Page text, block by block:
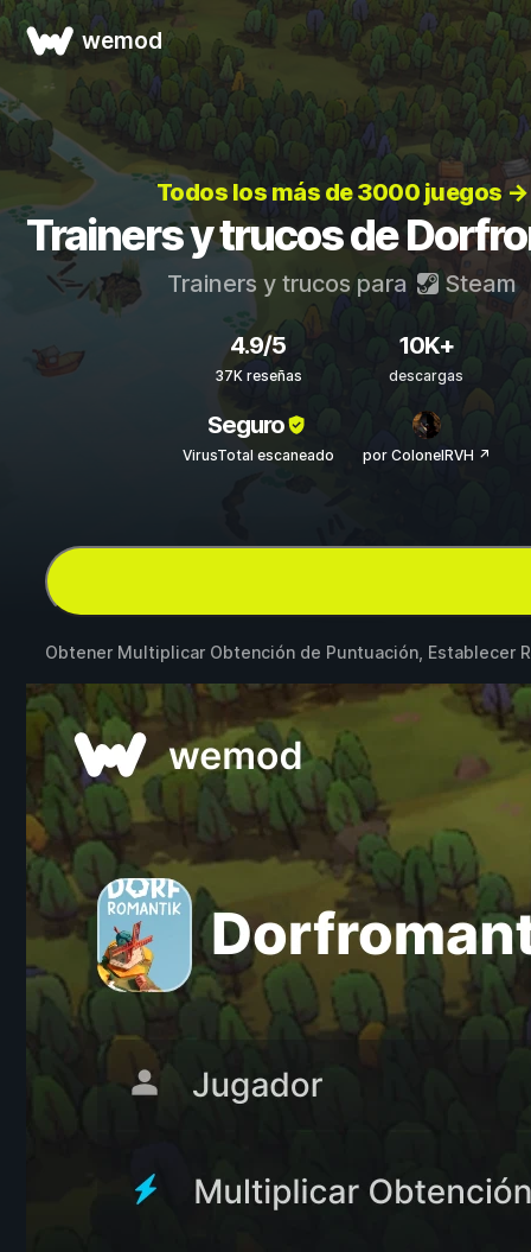
wemod
Todos los más de 3000 juegos →
Trainers y trucos de
Trainers y trucos para Steam
4.9/5
37K reseñas
10K+
descargas
Seguro
VirusTotal escaneado por ColonelRVH ↗
Obtener Multiplicar Obtención de Puntuación, Establecer